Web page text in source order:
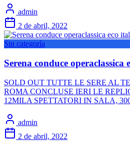
admin
2 de abril, 2022
Sin categoría
Serena conduce operaclassica
SOLD OUT TUTTE LE SERE AL
ROMA CONCLUSE IERI LE
12MILA SPETTATORI IN SALA,
admin
2 de abril, 2022